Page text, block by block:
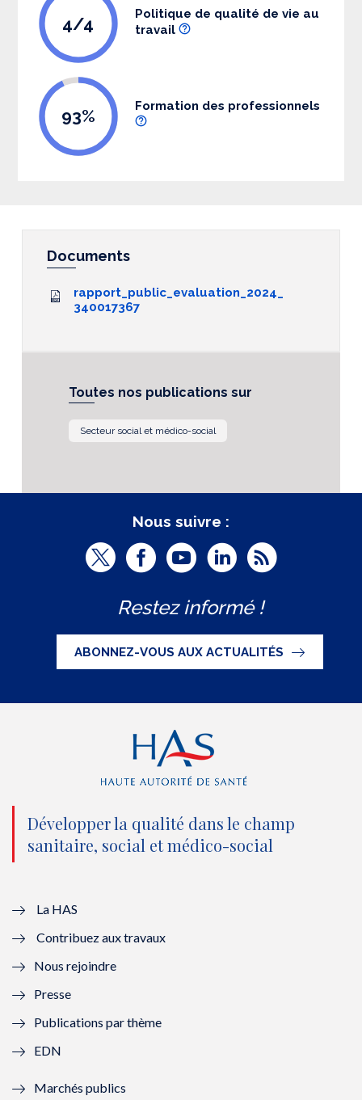
4/4
Politique de qualité de vie au
travail
93% Formation des professionnels
Documents
rapport_public_evaluation_2024_
340017367
Toutes nos publications sur
Secteur social et médico-social
Nous suivre :
T
i
t
t
e
n
o
u
l
l
f
F
c
e
b
o
o
k
(
n
o
e
e
Y
u
t
u
b
e
(
n
o
u
L
n
k
e
d
(
n
o
R
Restez informé !
ABONNEZ-VOUS AUX ACTUALITÉS
Développer la qualité dans le champ
sanitaire, social et médico-social
La HAS
Contribuez aux travaux
Nous rejoindre
Presse
Publications par thème
EDN
Marchés publics